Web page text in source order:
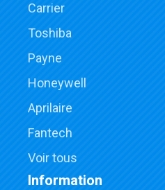
Carrier
Toshiba
Payne
Honeywell
Aprilaire
Fantech
Voir tous
Information